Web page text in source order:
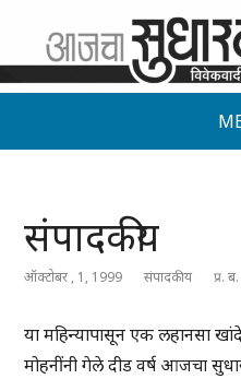
संपादकीय
ऑक्टोबर , 1, 1999 संपादकीय प्र.
या महिन्यापासून एक लहानसा
मोहनींनी गेले दीड वर्ष आजचा